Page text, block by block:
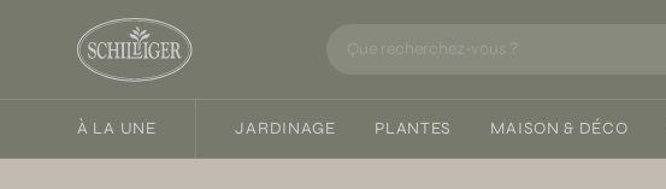
À LA UNE JARDINAGE PLANTES MAISON & DÉCO